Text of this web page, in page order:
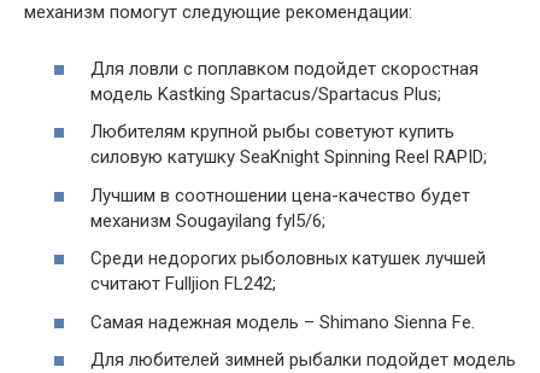
механизм помогут следующие рекомендации:
Для ловли с поплавком подойдет скоростная
модель Kastking Spartacus/Spartacus Plus;
Любителям крупной рыбы советуют купить
силовую катушку SeaKnight Spinning Reel RAPID;
Лучшим в соотношении цена-качество будет
механизм Sougayilang fyl5/6;
Среди недорогих рыболовных катушек лучшей
считают Fulljion FL242;
Самая надежная модель – Shimano Sienna Fe.
Для любителей зимней рыбалки подойдет модель